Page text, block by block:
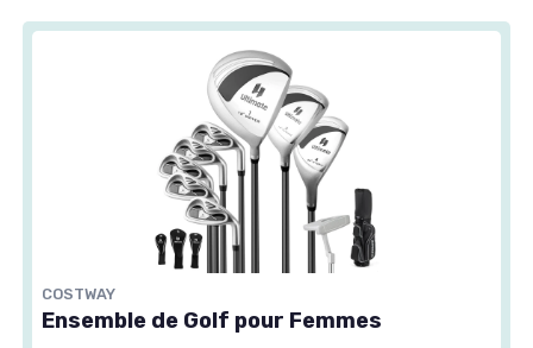
COSTWAY
Ensemble de Golf pour Femmes